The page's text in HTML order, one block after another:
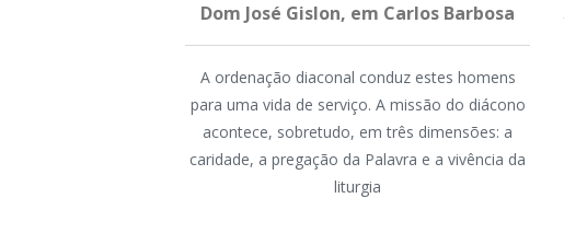
Dom José Gislon, em Carlos Barbosa
A ordenação diaconal conduz estes homens
para uma vida de serviço. A missão do diácono
acontece, sobretudo, em três dimensões: a
caridade, a pregação da Palavra e a vivência da
liturgia